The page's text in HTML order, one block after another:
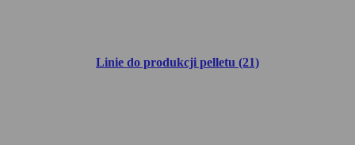
Linie do produkcji pelletu (21)